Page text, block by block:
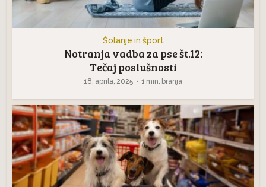
Šolanje in šport
Notranja vadba za pse št.12:
Tečaj poslušnosti
18. aprila, 2025 1 min. branja